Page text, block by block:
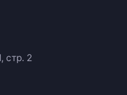
стр. 2